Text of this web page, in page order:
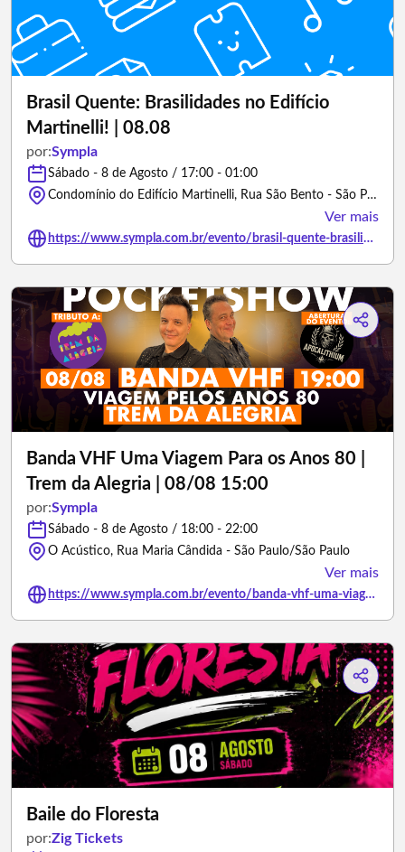
Brasil Quente: Brasilidades no Edifício
Martinelli! | 08.08
por:Sympla
Sábado - 8 de Agosto / 17:00 - 01:00
Condomínio do Edifício Martinelli, Rua São Bento - São Paulo/São Paulo
Ver mais
https://www.sympla.com.br/evento/brasil-quente-brasilidades-no-edificio-martinelli-08-08/3394916
Banda VHF Uma Viagem Para os Anos 80 |
Trem da Alegria | 08/08 15:00
por:Sympla
Sábado - 8 de Agosto / 18:00 - 22:00
O Acústico, Rua Maria Cândida - São Paulo/São Paulo
Ver mais
https://www.sympla.com.br/evento/banda-vhf-uma-viagem-para-os-anos-80-trem-da-alegria-08-08-15-00/3469566
Baile do Floresta
por:Zig Tickets